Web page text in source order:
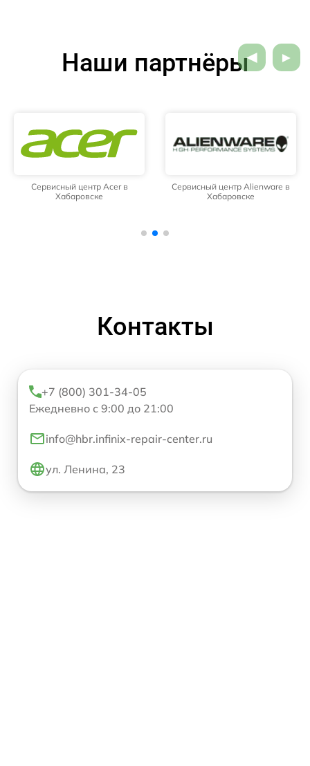
Наши партнёры
Сервисный центр Acer в
Хабаровске
Сервисный центр Alienware в
Хабаровске
Контакты
+7 (800) 301-34-05
Ежедневно с 9:00 до 21:00
info@hbr.infinix-repair-center.ru
ул. Ленина, 23